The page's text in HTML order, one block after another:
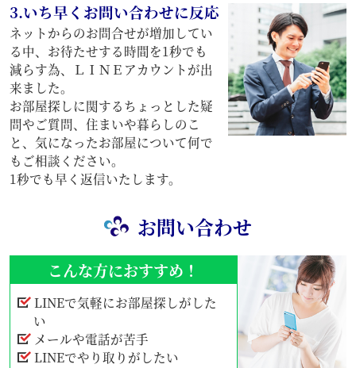
3.いち早くお問い合わせに反応
ネットからのお問合せが増加してい
る中、お待たせする時間を1秒でも
減らす為、ＬＩＮＥアカウントが出
来ました。
お部屋探しに関するちょっとした疑
問やご質問、住まいや暮らしのこ
と、気になったお部屋について何で
もご相談ください。
1秒でも早く返信いたします。
お問い合わせ
こんな方におすすめ！
LINEで気軽にお部屋探しがした
い
メールや電話が苦手
LINEでやり取りがしたい